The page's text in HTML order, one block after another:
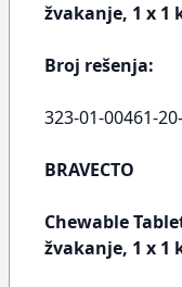
žvakanje, 1 x 1
Broj rešenja:
323-01-00461-
BRAVECTO
Chewable
žvakanje, 1 x 1